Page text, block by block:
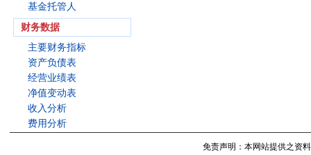
基金托管人
财务数据
主要财务指标
资产负债表
经营业绩表
净值变动表
收入分析
费用分析
免责声明：本网站提供之资